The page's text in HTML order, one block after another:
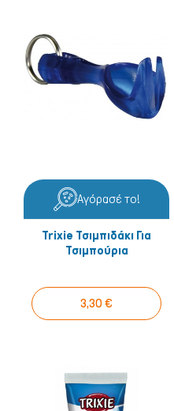
Αγόρασέ το!
Trixie Τσιμπιδάκι Για
Τσιμπούρια
3,30 €